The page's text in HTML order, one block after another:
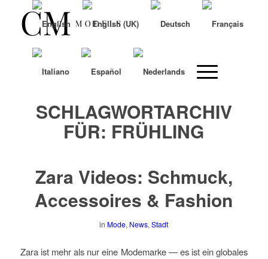
SCHLAGWORTARCHIV
FÜR: FRÜHLING
Zara Videos: Schmuck,
Accessoires & Fashion
in Mode, News,Stadt
Zara ist mehr als nur eine Modemarke — es ist ein globales